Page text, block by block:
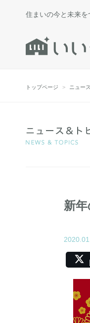
住まいの今と未来を
トップページ ニュー
新